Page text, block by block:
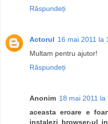
Răspundeți
Actorul 16 mai 2011 la
Multam pentru ajutor!
Răspundeți
Anonim 18 mai 2011 la
aceasta eroare e
instalezi browser-ul